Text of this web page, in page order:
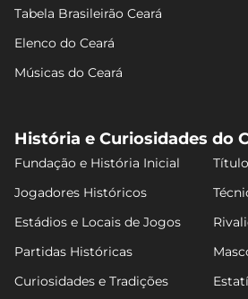
Tabela Brasileirão Ceará
Elenco do Ceará
Músicas do Ceará
História e Curiosidades do
Fundação e História Inicial
Jogadores Históricos
Estádios e Locais de Jogos
Partidas Históricas
Curiosidades e Tradições